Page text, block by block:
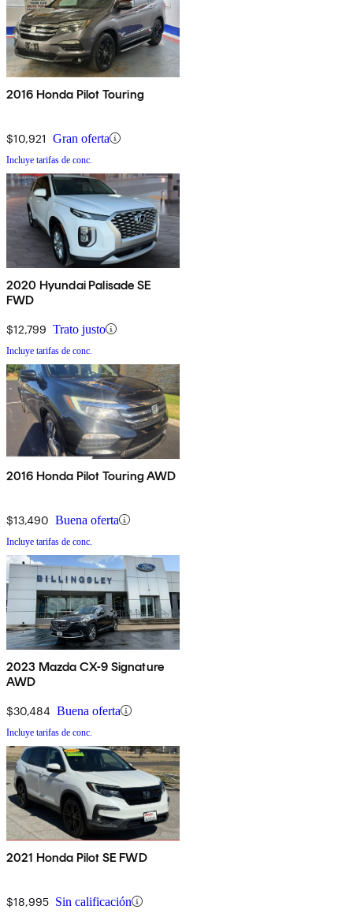
2016 Honda Pilot Touring
$10,921 Gran oferta
Incluye tarifas de conc.
2020 Hyundai Palisade SE
FWD
$12,799 Trato justo
Incluye tarifas de conc.
2016 Honda Pilot Touring AWD
$13,490 Buena oferta
Incluye tarifas de conc.
2023 Mazda CX-9 Signature
AWD
$30,484 Buena oferta
Incluye tarifas de conc.
2021 Honda Pilot SE FWD
$18,995 Sin calificación